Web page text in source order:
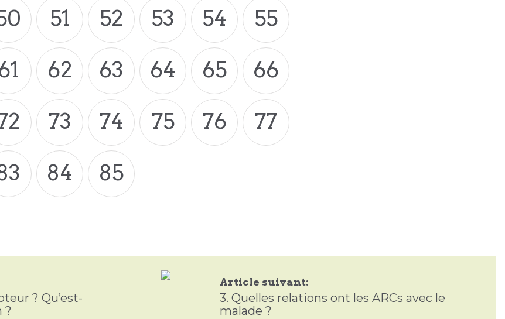
51 52 53 54
55
62 63 64 65
66
73 74 75 76
77
84 85
? Qu’est-
?
Article suivant:
3.Quelles relations ont les ARCs avec le
malade ?